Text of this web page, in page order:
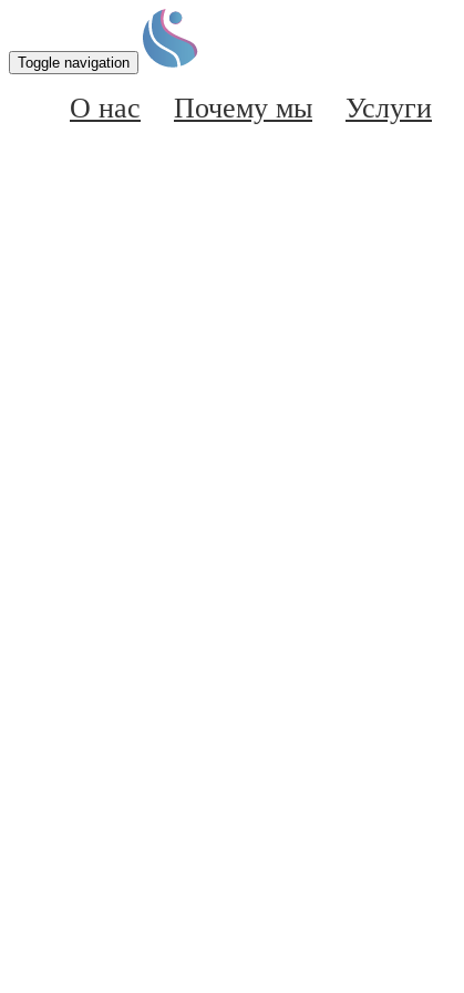
Toggle navigation
О нас Почему мы Услуги